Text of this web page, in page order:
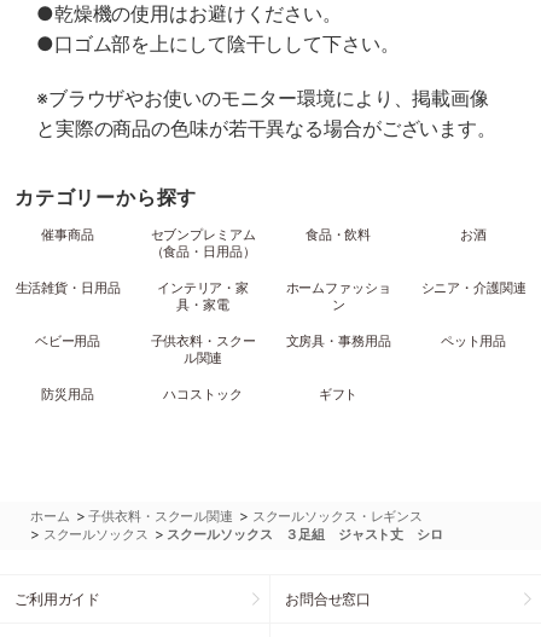
●乾燥機の使用はお避けください。
●口ゴム部を上にして陰干しして下さい。
※ブラウザやお使いのモニター環境により、掲載画像
と実際の商品の色味が若干異なる場合がございます。
カテゴリーから探す
催事商品
セブンプレミアム
（食品・日用品）
食品・飲料 お酒
生活雑貨・日用品
インテリア・家
具・家電
ホームファッショ
ン
シニア・介護関連
ベビー用品
子供衣料・スクー
ル関連
文房具・事務用品 ペット用品
防災用品 ハコストック ギフト
ホーム >子供衣料・スクール関連 > スクールソックス・レギンス
> スクールソックス > スクールソックス ３足組 ジャスト丈 シロ
ご利用ガイド お問合せ窓口